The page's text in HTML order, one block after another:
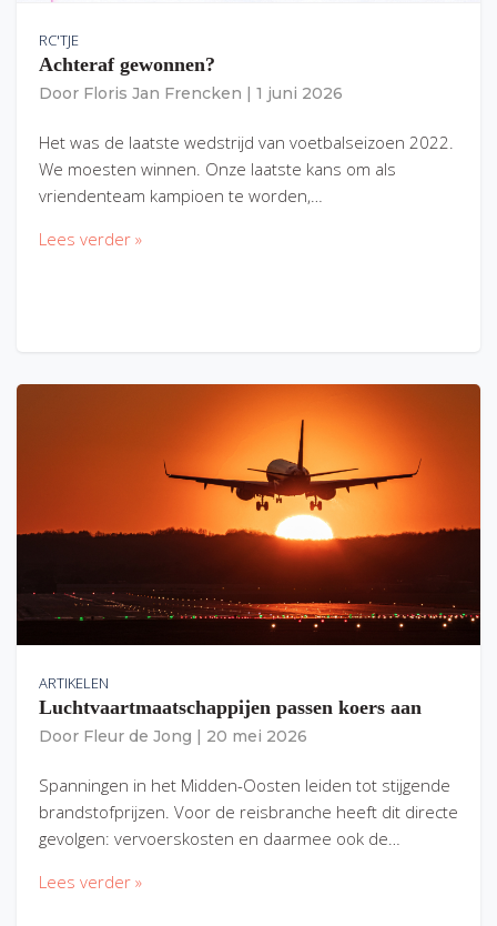
RC'TJE
Achteraf gewonnen?
Door Floris Jan Frencken 1 juni 2026
Het was de laatste wedstrijd van voetbalseizoen 2022.
We moesten winnen. Onze laatste kans om als
vriendenteam kampioen te worden,…
Lees verder »
ARTIKELEN
Luchtvaartmaatschappijen passen koers aan
Door Fleur de Jong 20 mei 2026
Spanningen in het Midden-Oosten leiden tot stijgende
brandstofprijzen. Voor de reisbranche heeft dit directe
gevolgen: vervoerskosten en daarmee ook de…
Lees verder »